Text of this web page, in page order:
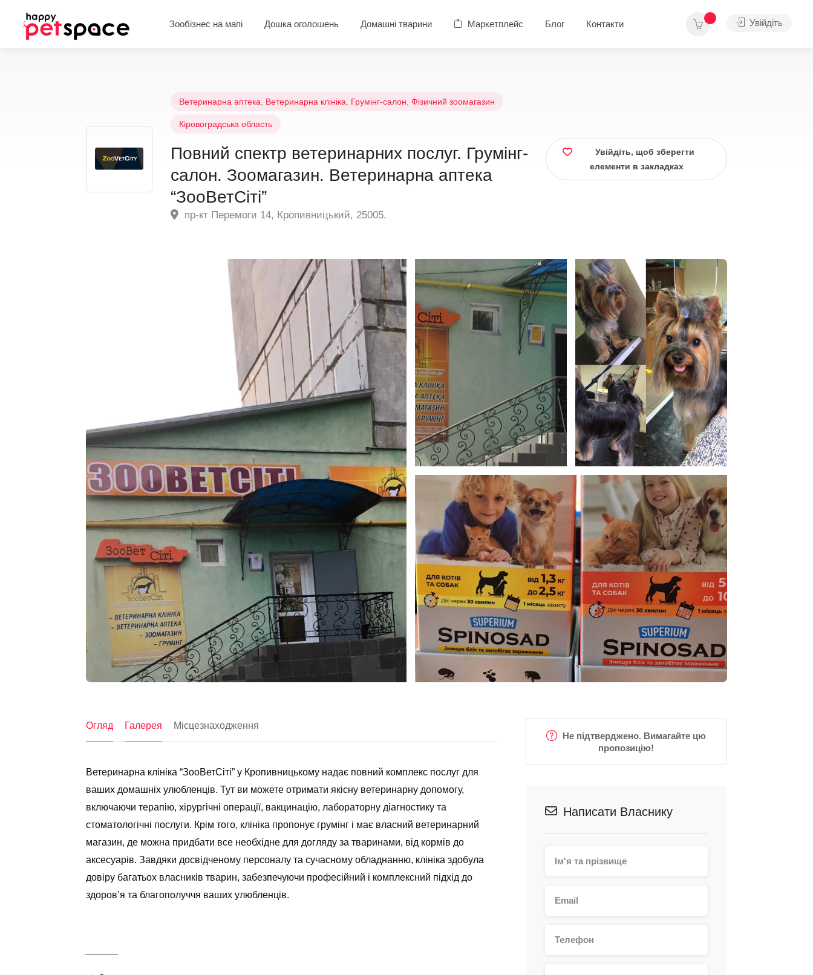
Зообізнес на мапі Дошка оголошень Домашні тварини Маркетплейс Блог Контакти Увійдіть
Ветеринарна аптека Ветеринарна клініка Грумінг-салон Фізичний зоомагазин
Кіровоградська область
Повний спектр ветеринарних послуг. Грумінг-
салон. Зоомагазин. Ветеринарна аптека
“ЗооВетСіті”
пр-кт Перемоги 14, Кропивницький, 25005.
Увійдіть, щоб зберегти
елементи в закладках
Огляд Галерея Місцезнаходження
Ветеринарна клініка “ЗооВетСіті” у Кропивницькому надає повний комплекс послуг для
ваших домашніх улюбленців. Тут ви можете отримати якісну ветеринарну допомогу,
включаючи терапію, хірургічні операції, вакцинацію, лабораторну діагностику та
стоматологічні послуги. Крім того, клініка пропонує грумінг і має власний ветеринарний
магазин, де можна придбати все необхідне для догляду за тваринами, від кормів до
аксесуарів. Завдяки досвідченому персоналу та сучасному обладнанню, клініка здобула
довіру багатьох власників тварин, забезпечуючи професійний і комплексний підхід до
здоров’я та благополуччя ваших улюбленців.
Не підтверджено. Вимагайте цю
пропозицію!
Написати Власнику